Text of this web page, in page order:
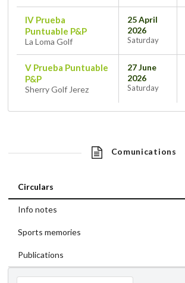
IV Prueba
Puntuable P&P
La Loma Golf
25 April
2026
Saturday
V Prueba Puntuable
P&P
Sherry Golf Jerez
27 June
2026
Saturday
Comunications
Circulars
Info notes
Sports memories
Publications